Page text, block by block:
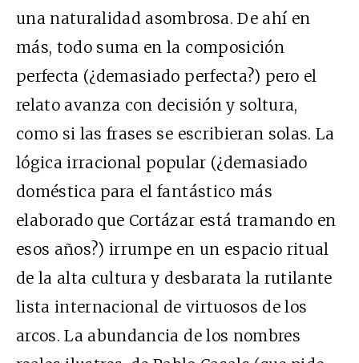
una naturalidad asombrosa. De ahí en
más, todo suma en la composición
perfecta (¿demasiado perfecta?) pero el
relato avanza con decisión y soltura,
como si las frases se escribieran solas. La
lógica irracional popular (¿demasiado
doméstica para el fantástico más
elaborado que Cortázar está tramando en
esos años?) irrumpe en un espacio ritual
de la alta cultura y desbarata la rutilante
lista internacional de virtuosos de los
arcos. La abundancia de los nombres